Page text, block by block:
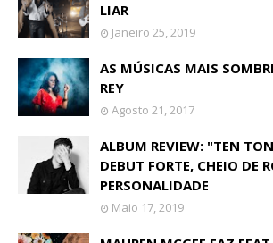
LIAR
Janeiro 25, 2019
AS MÚSICAS MAIS
REY
Agosto 21, 2017
ALBUM REVIEW: "TEN
DEBUT FORTE, CHEIO DE
PERSONALIDADE
Maio 17, 2019